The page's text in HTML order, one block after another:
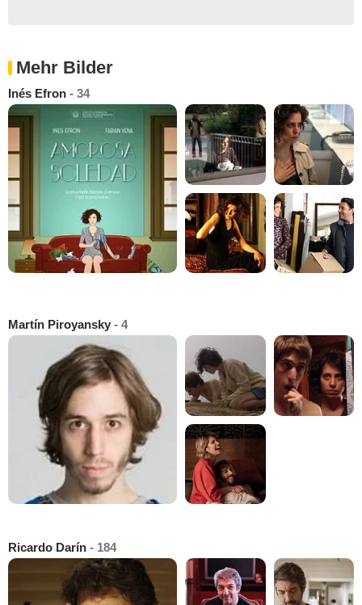
Mehr Bilder
Inés Efron - 34
Martín Piroyansky - 4
Ricardo Darín - 184